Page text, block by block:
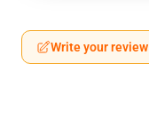
Write your review